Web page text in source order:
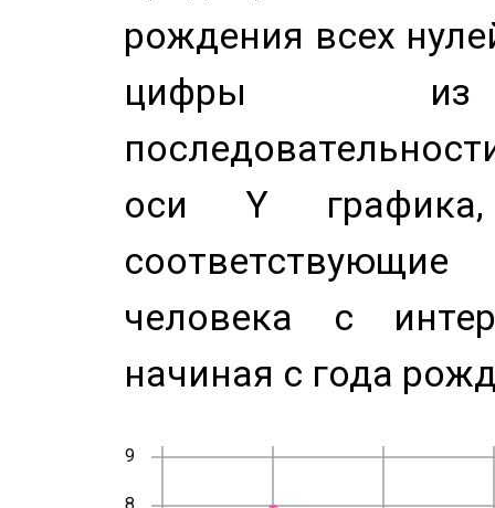
рождения всех
цифры из
оси Y
человека с
начиная с года